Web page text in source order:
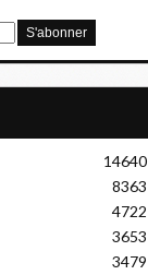
14640
8363
4722
3653
3479